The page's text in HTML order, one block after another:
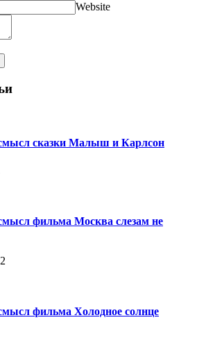
Website
сказки Малыш и Карлсон
фильма Москва слезам не
фильма Холодное солнце